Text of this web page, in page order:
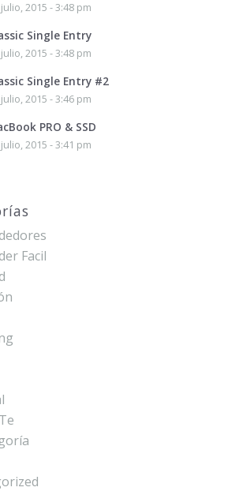
julio, 2015 - 3:48 pm
Single Entry
julio, 2015 - 3:48 pm
Single Entry #2
julio, 2015 - 3:46 pm
PRO & SSD
julio, 2015 - 3:41 pm
Facil